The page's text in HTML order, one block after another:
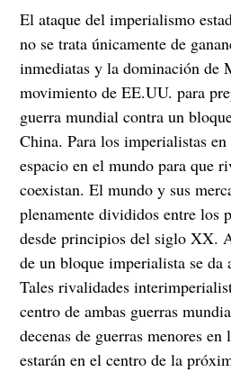
El ataque del imperialismo
no se trata únicamente de
inmediatas y la dominación de
movimiento de EE.UU. para
guerra mundial contra un
China. Para los imperialistas
espacio en el mundo para que
coexistan. El mundo y sus
plenamente divididos entre los
desde principios del siglo XX.
de un bloque imperialista se da
Tales rivalidades
centro de ambas guerras
decenas de guerras menores
estarán en el centro de la